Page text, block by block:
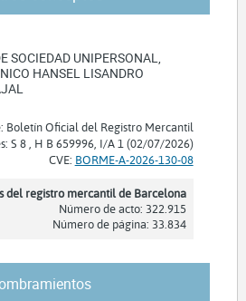
SOCIEDAD UNIPERSONAL,
HANSEL LISANDRO
Boletín Oficial del Registro Mercantil
S 8 , H B 659996, I/A 1 (02/07/2026)
CVE: BORME-A-2026-130-08
del registro mercantil de Barcelona
Número de acto: 322.915
Número de página: 33.834